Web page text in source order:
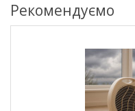
Рекомендуємо